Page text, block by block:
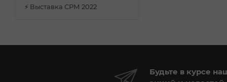
⚡ Выставка СРМ 2022
Будьте в курсе